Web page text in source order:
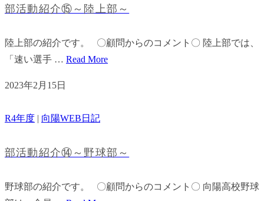
部活動紹介⑮～陸上部～
陸上部の紹介です。 〇顧問からのコメント〇 陸上部では、
「速い選手 … Read More
2023年2月15日
R4年度 | 向陽WEB日記
部活動紹介⑭～野球部～
野球部の紹介です。 〇顧問からのコメント〇 向陽高校野球